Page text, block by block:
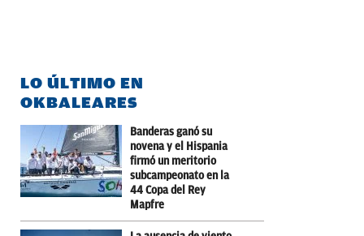
LO ÚLTIMO EN
OKBALEARES
Banderas ganó su
novena y el Hispania
firmó un meritorio
subcampeonato en la
44 Copa del Rey
Mapfre